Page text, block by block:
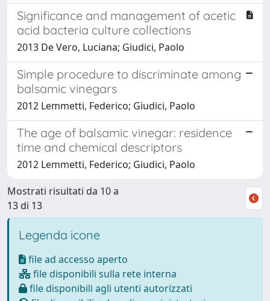
Significance and management of acetic
acid bacteria culture collections
2013 De Vero, Luciana; Giudici, Paolo
Simple procedure to discriminate among
balsamic vinegars
2012 Lemmetti, Federico; Giudici, Paolo
The age of balsamic vinegar: residence
time and chemical descriptors
2012 Lemmetti, Federico; Giudici, Paolo
Mostrati risultati da 10 a
13 di 13
Legenda icone
file ad accesso aperto
file disponibili sulla rete interna
file disponibili agli utenti autorizzati